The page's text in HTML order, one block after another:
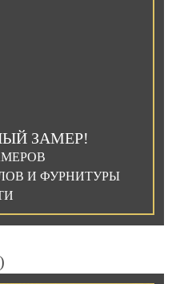
ЗАМЕР!
И ФУРНИТУРЫ